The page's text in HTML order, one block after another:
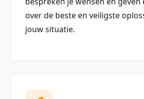
over de beste en veiligste
jouw situatie.